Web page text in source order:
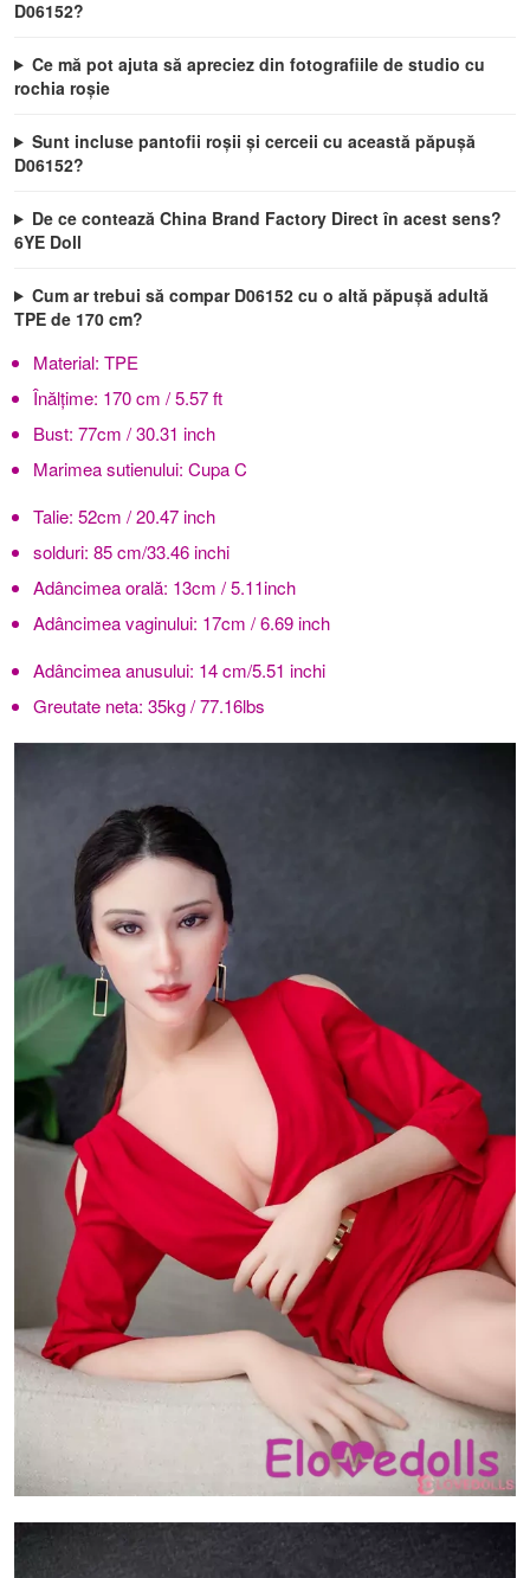
D06152?
Ce mă pot ajuta să apreciez din fotografiile de studio cu
rochia roșie
Sunt incluse pantofii roșii și cerceii cu această păpușă
D06152?
De ce contează China Brand Factory Direct în acest sens?
6YE Doll
Cum ar trebui să compar D06152 cu o altă păpușă adultă
TPE de 170 cm?
Material: TPE
Înălţime: 170 cm / 5.57 ft
Bust: 77cm / 30.31 inch
Marimea sutienului: Cupa C
Talie: 52cm / 20.47 inch
solduri: 85 cm/33.46 inchi
Adâncimea orală: 13cm / 5.11inch
Adâncimea vaginului: 17cm / 6.69 inch
Adâncimea anusului: 14 cm/5.51 inchi
Greutate neta: 35kg / 77.16lbs